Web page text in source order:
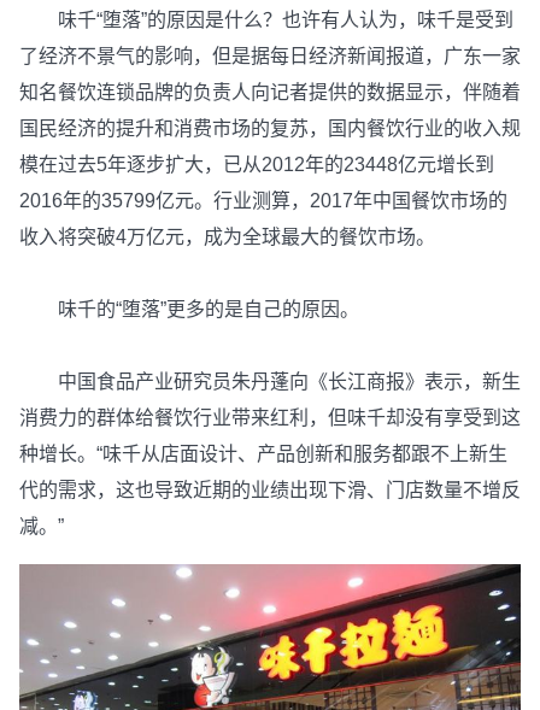
味千“堕落”的原因是什么？也许有人认为，味千是受到
了经济不景气的影响，但是据每日经济新闻报道，广东一家
知名餐饮连锁品牌的负责人向记者提供的数据显示，伴随着
国民经济的提升和消费市场的复苏，国内餐饮行业的收入规
模在过去5年逐步扩大，已从2012年的23448亿元增长到
2016年的35799亿元。行业测算，2017年中国餐饮市场的
收入将突破4万亿元，成为全球最大的餐饮市场。
味千的“堕落”更多的是自己的原因。
中国食品产业研究员朱丹蓬向《长江商报》表示，新生
消费力的群体给餐饮行业带来红利，但味千却没有享受到这
种增长。“味千从店面设计、产品创新和服务都跟不上新生
代的需求，这也导致近期的业绩出现下滑、门店数量不增反
减。”